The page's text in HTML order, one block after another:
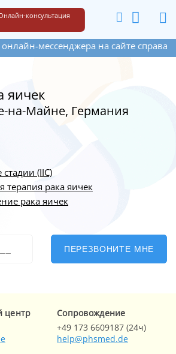
Написать
консультация
на сайте справа внизу. Если Вы
яичек
на-Майне, Германия
(IIC)
терапия рака яичек
рака яичек
ПЕРЕЗВОНИТЕ МНЕ
центр
Cопровождение
+49 173 6609187 (24ч)
help@phsmed.de